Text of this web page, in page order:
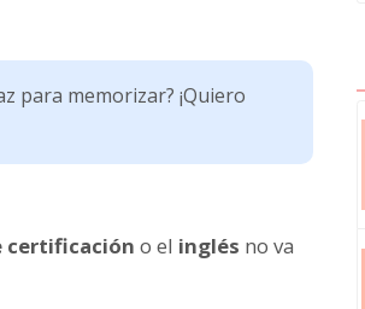
para memorizar? ¡Quiero
certificación o el inglés no va